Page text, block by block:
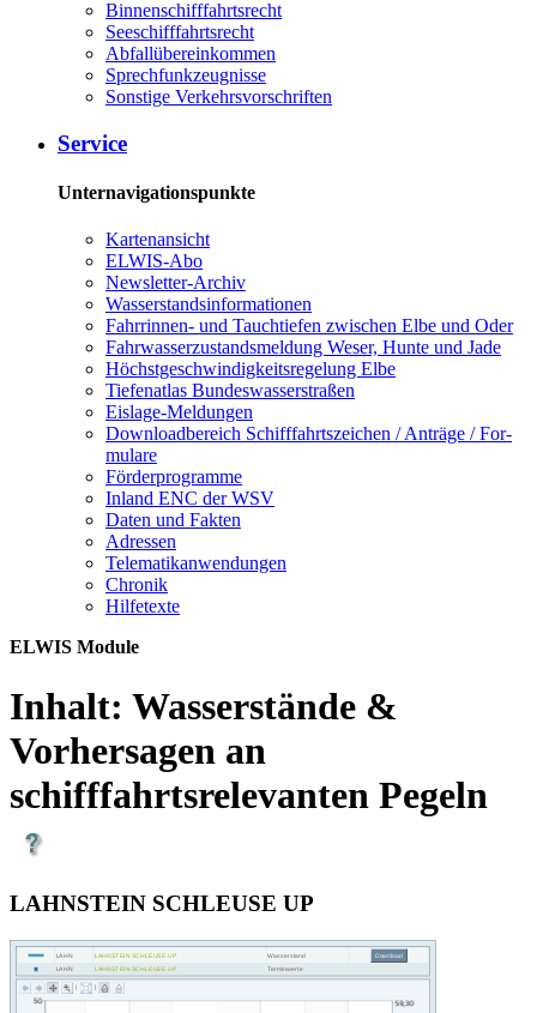
Bin­nen­schiff­fahrts­recht
See­schiff­fahrts­recht
Ab­fall­über­ein­kom­men
Sprech­funk­zeug­nis­se
Sons­ti­ge Ver­kehrs­vor­schrif­ten
Ser­vice
Unternavigationspunkte
Kar­ten­an­sicht
EL­WIS-​Abo
Newslet­ter-​Ar­chiv
Was­ser­stands­in­for­ma­tio­nen
Fahr­rin­nen-​ und Tauch­tie­fen zwi­schen El­be und Oder
Fahr­was­ser­zu­stands­mel­dung We­ser, Hun­te und Ja­de
Höchst­ge­schwin­dig­keits­re­ge­lung El­be
Tie­fe­n­at­las Bun­des­was­ser­stra­ßen
Eis­la­ge-​Mel­dun­gen
Dow­n­load­be­reich Schiff­fahrts­zei­chen / An­trä­ge / For­
mu­la­re
För­der­pro­gram­me
In­land ENC der WSV
Da­ten und Fak­ten
Adres­sen
Te­le­ma­ti­kan­wen­dun­gen
Chro­nik
Hil­fe­tex­te
ELWIS Module
Inhalt: Wasserstände &
Vorhersagen an
schifffahrtsrelevanten Pegeln
LAHNSTEIN SCHLEUSE UP